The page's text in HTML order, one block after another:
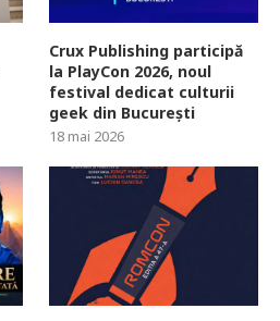
Crux Publishing participă
la PlayCon 2026, noul
festival dedicat culturii
geek din București
18 mai 2026